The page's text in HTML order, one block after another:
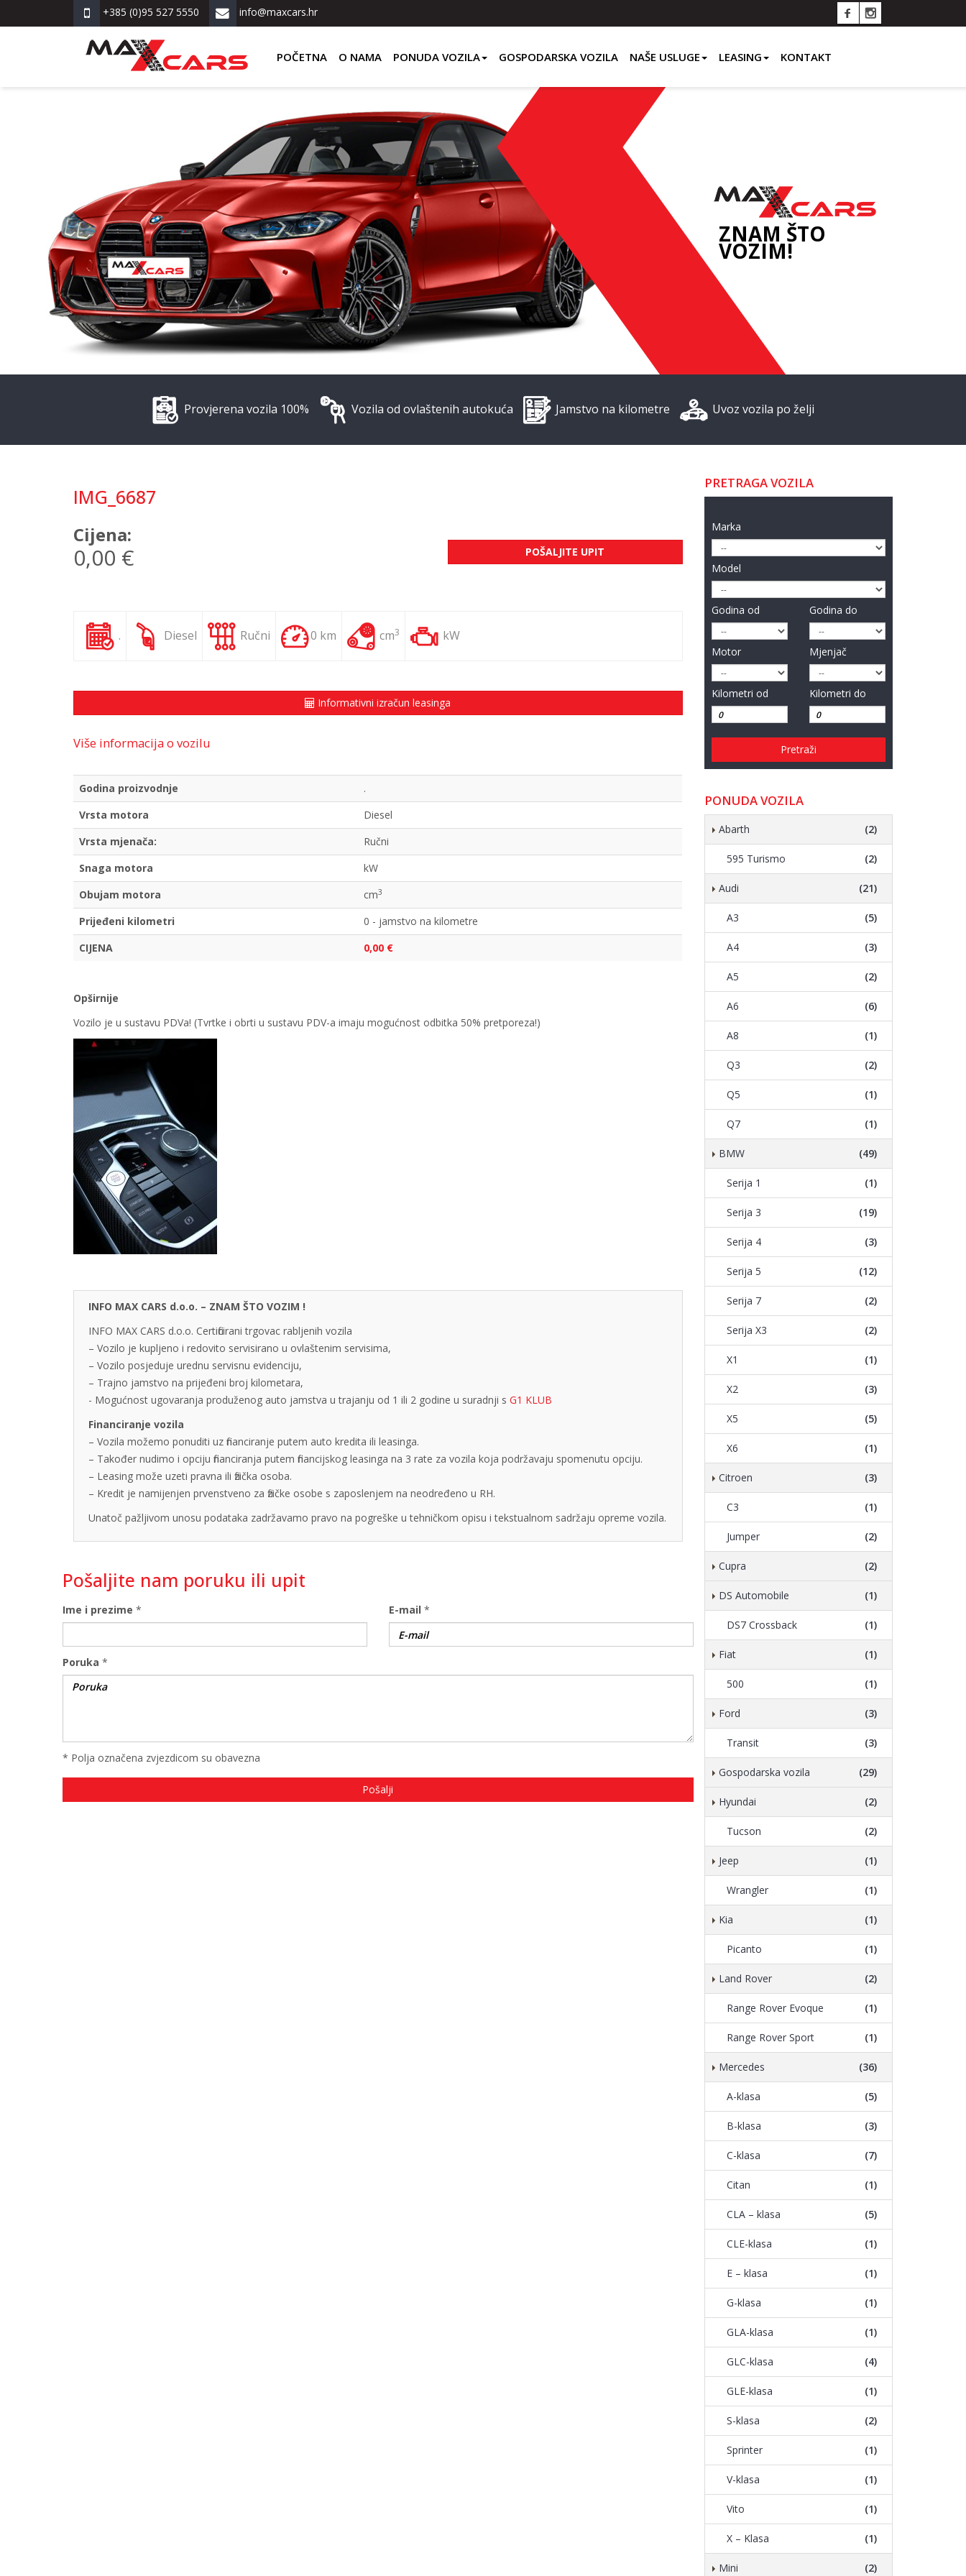
+385 (0)95 527 5550 info@maxcars.hr
POČETNA O NAMA PONUDA VOZILA GOSPODARSKA VOZILA NAŠE USLUGE LEASING KONTAKT
ZNAM ŠTO
VOZIM!
Provjerena vozila 100% Vozila od ovlaštenih autokuća Jamstvo na kilometre Uvoz vozila po želji
IMG_6687
Cijena:
0,00 € POŠALJITE UPIT
. Diesel Ručni 0 km cm3 kW
Informativni izračun leasinga
Više informacija o vozilu
Godina proizvodnje
.
Vrsta motora
Diesel
Vrsta mjenača:
Ručni
Snaga motora
kW
Obujam motora
cm3
Prijeđeni kilometri
0 - jamstvo na kilometre
CIJENA
0,00 €
Opširnije
Vozilo je u sustavu PDVa! (Tvrtke i obrti u sustavu PDV-a imaju mogućnost odbitka 50% pretporeza!)
INFO MAX CARS d.o.o. – ZNAM ŠTO VOZIM !
INFO MAX CARS d.o.o. Certificirani trgovac rabljenih vozila
– Vozilo je kupljeno i redovito servisirano u ovlaštenim servisima,
– Vozilo posjeduje urednu servisnu evidenciju,
– Trajno jamstvo na prijeđeni broj kilometara,
- Mogućnost ugovaranja produženog auto jamstva u trajanju od 1 ili 2 godine u suradnji s G1 KLUB
Financiranje vozila
– Vozila možemo ponuditi uz financiranje putem auto kredita ili leasinga.
– Također nudimo i opciju financiranja putem financijskog leasinga na 3 rate za vozila koja podržavaju spomenutu opciju.
– Leasing može uzeti pravna ili fizička osoba.
– Kredit je namijenjen prvenstveno za fizičke osobe s zaposlenjem na neodređeno u RH.
Unatoč pažljivom unosu podataka zadržavamo pravo na pogreške u tehničkom opisu i tekstualnom sadržaju opreme vozila.
Pošaljite nam poruku ili upit
Ime i prezime * E-mail *
Poruka *
* Polja označena zvjezdicom su obavezna
PRETRAGA VOZILA
Marka
Model
Godina od Godina do
Motor Mjenjač
Kilometri od Kilometri do
Pretraži
PONUDA VOZILA
Abarth (2)
595 Turismo (2)
Audi (21)
A3 (5)
A4 (3)
A5 (2)
A6 (6)
A8 (1)
Q3 (2)
Q5 (1)
Q7 (1)
BMW (49)
Serija 1 (1)
Serija 3 (19)
Serija 4 (3)
Serija 5 (12)
Serija 7 (2)
Serija X3 (2)
X1 (1)
X2 (3)
X5 (5)
X6 (1)
Citroen (3)
C3 (1)
Jumper (2)
Cupra (2)
DS Automobile (1)
DS7 Crossback (1)
Fiat (1)
500 (1)
Ford (3)
Transit (3)
Gospodarska vozila (29)
Hyundai (2)
Tucson (2)
Jeep (1)
Wrangler (1)
Kia (1)
Picanto (1)
Land Rover (2)
Range Rover Evoque (1)
Range Rover Sport (1)
Mercedes (36)
A-klasa (5)
B-klasa (3)
C-klasa (7)
Citan (1)
CLA – klasa (5)
CLE-klasa (1)
E – klasa (1)
G-klasa (1)
GLA-klasa (1)
GLC-klasa (4)
GLE-klasa (1)
S-klasa (2)
Sprinter (1)
V-klasa (1)
Vito (1)
X – Klasa (1)
Mini (2)